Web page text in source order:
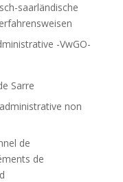
saarländische
-VwGO-
Sarre
non
de
de